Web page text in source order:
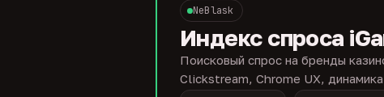
NeBlask
Индекс спроса
Поисковый спрос на бренды
Clickstream, Chrome UX,